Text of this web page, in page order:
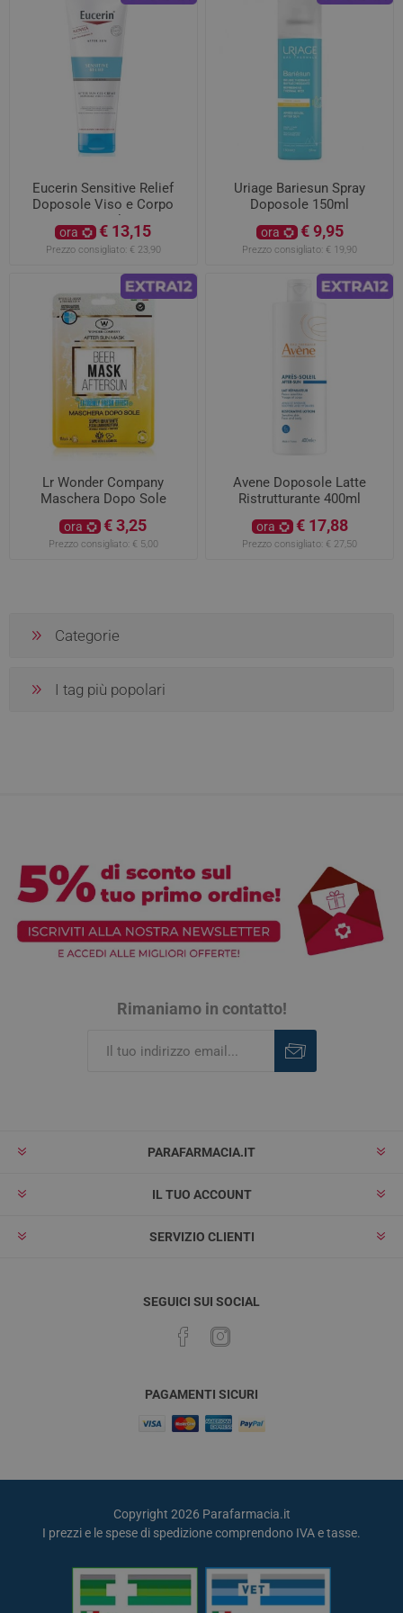
Eucerin Sensitive Relief
Doposole Viso e Corpo
200ml
ora € 13,15
Prezzo consigliato: € 23,90
Uriage Bariesun Spray
Doposole 150ml
ora € 9,95
Prezzo consigliato: € 19,90
Lr Wonder Company
Maschera Dopo Sole
ora € 3,25
Prezzo consigliato: € 5,00
Avene Doposole Latte
Ristrutturante 400ml
ora € 17,88
Prezzo consigliato: € 27,50
Categorie
I tag più popolari
Rimaniamo in contatto!
PARAFARMACIA.IT
IL TUO ACCOUNT
SERVIZIO CLIENTI
SEGUICI SUI SOCIAL
PAGAMENTI SICURI
Copyright 2026 Parafarmacia.it
I prezzi e le spese di spedizione comprendono IVA e tasse.